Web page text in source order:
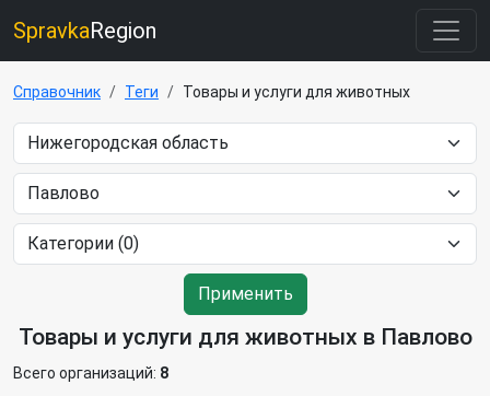
SpravkaRegion
Справочник Теги Товары и услуги для животных
Применить
Товары и услуги для животных в Павлово
Всего организаций: 8